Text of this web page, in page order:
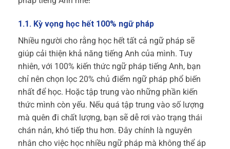
1.1. Kỳ vọng học hết 100% ngữ pháp
Nhiều người cho rằng học hết tất cả ngữ pháp sẽ
giúp cải thiện khả năng tiếng Anh của mình. Tuy
nhiên, với 100% kiến thức ngữ pháp tiếng Anh, bạn
chỉ nên chọn lọc 20% chủ điểm ngữ pháp phổ biến
nhất để học. Hoặc tập trung vào những phần kiến
thức mình còn yếu. Nếu quá tập trung vào số lượng
mà quên đi chất lượng, bạn sẽ dễ rơi vào trạng thái
chán nản, khó tiếp thu hơn. Đây chính là nguyên
nhân cho việc học nhiều ngữ pháp mà không thể áp